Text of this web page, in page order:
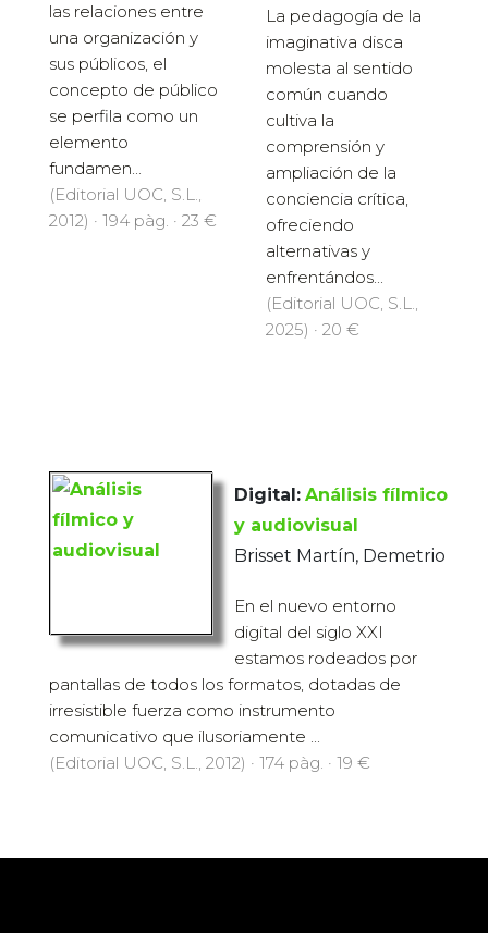
las relaciones entre
una organización y
sus públicos, el
concepto de público
se perfila como un
elemento
fundamen...
(Editorial UOC, S.L.,
2012) · 194 pàg. · 23 €
La pedagogía de la
imaginativa disca
molesta al sentido
común cuando
cultiva la
comprensión y
ampliación de la
conciencia crítica,
ofreciendo
alternativas y
enfrentándos...
(Editorial UOC, S.L.,
2025) · 20 €
Digital: Análisis fílmico
y audiovisual
Brisset Martín, Demetrio
En el nuevo entorno
digital del siglo XXI
estamos rodeados por
pantallas de todos los formatos, dotadas de
irresistible fuerza como instrumento
comunicativo que ilusoriamente ...
(Editorial UOC, S.L., 2012) · 174 pàg. · 19 €